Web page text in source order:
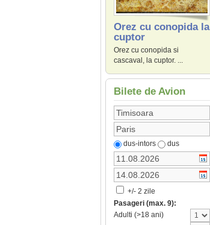
Orez cu conopida la
cuptor
Orez cu conopida si
cascaval, la cuptor. ...
Bilete de Avion
dus-intors dus
+/- 2 zile
Pasageri (max. 9):
Adulti (>18 ani)